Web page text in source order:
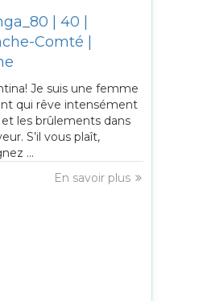
| 40 |
Comté |
Je suis une femme
qui rêve intensément
les brûlements dans
S’il vous plaît,
...
En savoir plus